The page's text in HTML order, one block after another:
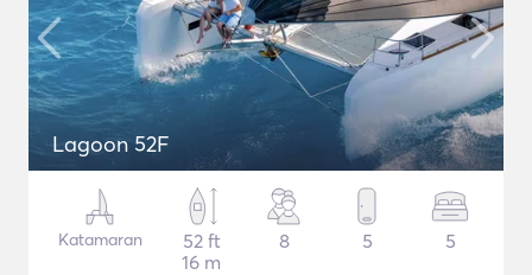
Lagoon 52F
Katamaran
52 ft
16 m
8 5 5